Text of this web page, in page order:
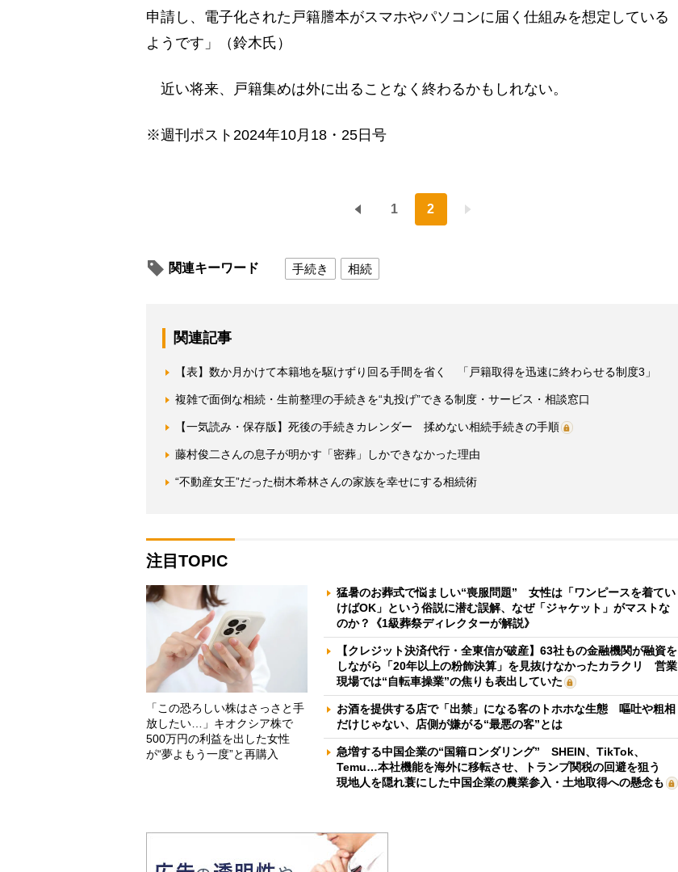
申請し、電子化された戸籍謄本がスマホやパソコンに届く仕組みを想定している
ようです」（鈴木氏）
近い将来、戸籍集めは外に出ることなく終わるかもしれない。
※週刊ポスト2024年10月18・25日号
1 2
関連キーワード 手続き 相続
関連記事
【表】数か月かけて本籍地を駆けずり回る手間を省く 「戸籍取得を迅速に終わらせる制度3」
複雑で面倒な相続・生前整理の手続きを“丸投げ”できる制度・サービス・相談窓口
【一気読み・保存版】死後の手続きカレンダー 揉めない相続手続きの手順
藤村俊二さんの息子が明かす「密葬」しかできなかった理由
“不動産女王”だった樹木希林さんの家族を幸せにする相続術
注目TOPIC
「この恐ろしい株はさっさと手
放したい…」キオクシア株で
500万円の利益を出した女性
が“夢よもう一度”と再購入
猛暑のお葬式で悩ましい“喪服問題” 女性は「ワンピースを着てい
けばOK」という俗説に潜む誤解、なぜ「ジャケット」がマストな
のか？《1級葬祭ディレクターが解説》
【クレジット決済代行・全東信が破産】63社もの金融機関が融資を
しながら「20年以上の粉飾決算」を見抜けなかったカラクリ 営業
現場では“自転車操業”の焦りも表出していた
お酒を提供する店で「出禁」になる客のトホホな生態 嘔吐や粗相
だけじゃない、店側が嫌がる“最悪の客”とは
急増する中国企業の“国籍ロンダリング” SHEIN、TikTok、
Temu…本社機能を海外に移転させ、トランプ関税の回避を狙う
現地人を隠れ蓑にした中国企業の農業参入・土地取得への懸念も